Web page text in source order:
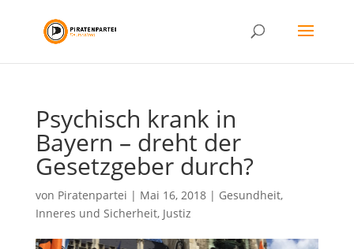
Psychisch krank in
Bayern – dreht der
Gesetzgeber durch?
von Piratenpartei | Mai 16, 2018| Gesundheit,
Inneres und Sicherheit, Justiz